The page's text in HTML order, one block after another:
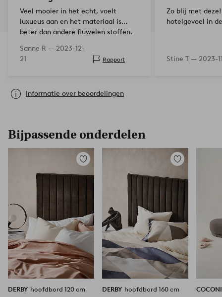
Veel mooier in het echt, voelt
luxueus aan en het materiaal is
beter dan andere fluwelen stoffen.
levering!
Sanne R — 2023-12-
21
Rapport
Zo blij met
hotelgevoel in
Stine T — 2023-
Informatie over beoordelingen
Bijpassende onderdelen
Toevoegen
favorieten
DERBY hoofdbord 120 cm
Toevoegen
aan
favorieten
DERBY hoofdbord 160 cm